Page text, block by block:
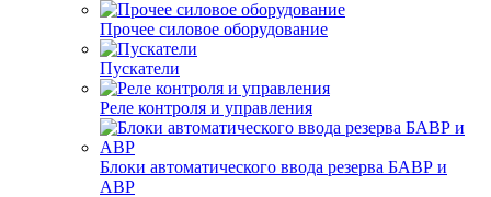
Прочее силовое оборудование
Пускатели
Реле контроля и управления
Блоки автоматического ввода резерва БАВР и
АВР